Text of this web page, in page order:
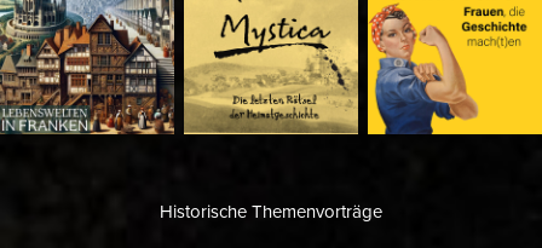
Historische Themenvorträge